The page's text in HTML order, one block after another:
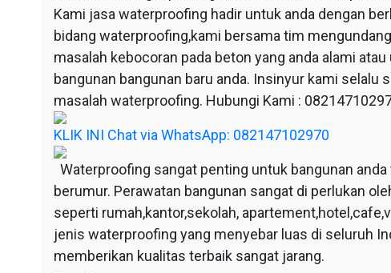
Kami jasa waterproofing hadir untuk anda dengan
bidang waterproofing,kami bersama tim
masalah kebocoran pada beton yang anda alami
bangunan bangunan baru anda. Insinyur kami
masalah waterproofing. Hubungi Kami :
KLIK INI Chat via WhatsApp: 082147102970
Waterproofing sangat penting untuk bangunan
berumur. Perawatan bangunan sangat di perlukan
seperti rumah,kantor,sekolah,
jenis waterproofing yang menyebar luas di seluruh
memberikan kualitas terbaik sangat jarang.